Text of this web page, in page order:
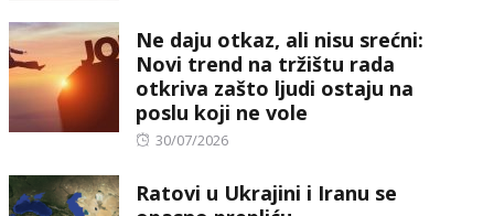
Ne daju otkaz, ali nisu srećni:
Novi trend na tržištu rada
otkriva zašto ljudi ostaju na
poslu koji ne vole
Posted
30/07/2026
Ratovi u Ukrajini i Iranu se